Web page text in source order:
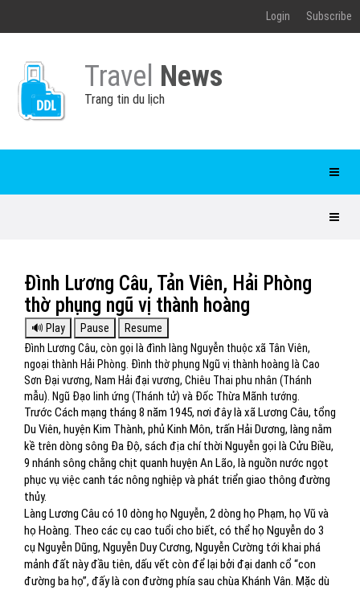
Login Subscribe
Travel News
Trang tin du lịch
Đình Lương Câu, Tản Viên, Hải Phòng
thờ phụng ngũ vị thành hoàng
Đình Lương Câu, còn gọi là đình làng Nguyễn thuộc xã Tân Viên,
ngoại thành Hải Phòng. Đình thờ phụng Ngũ vị thành hoàng là Cao
Sơn Đại vương, Nam Hải đại vương, Chiêu Thai phu nhân (Thánh
mẫu). Ngũ Đạo linh ứng (Thánh tử) và Đốc Thừa Mãnh tướng.
Trước Cách mạng tháng 8 năm 1945, nơi đây là xã Lương Câu, tổng
Du Viên, huyện Kim Thành, phủ Kinh Môn, trấn Hải Dương, làng nằm
kề trên dòng sông Đa Độ, sách địa chí thời Nguyễn gọi là Cửu Biều,
9 nhánh sông chằng chịt quanh huyện An Lão, là nguồn nước ngọt
phục vụ việc canh tác nông nghiệp và phát triển giao thông đường
thủy.
Làng Lương Câu có 10 dòng họ Nguyễn, 2 dòng họ Phạm, họ Vũ và
họ Hoàng. Theo các cụ cao tuổi cho biết, có thể họ Nguyễn do 3
cụ Nguyễn Dũng, Nguyễn Duy Cương, Nguyễn Cường tới khai phá
mảnh đất này đầu tiên, dấu vết còn để lại bởi đại danh cổ “con
đường ba họ”, đấy là con đường phía sau chùa Khánh Vân. Mặc dù